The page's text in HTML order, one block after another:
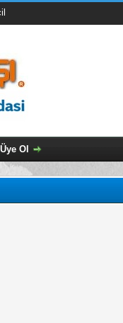
Üye Ol